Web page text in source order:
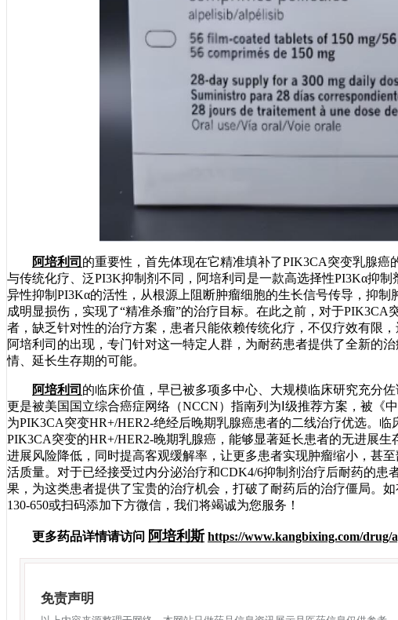
阿培利司 的重要性，首先体现在它精准填补了PIK3CA突变乳腺癌
与传统化疗、泛PI3K抑制剂不同，阿培利司是一款高选择性PI3Kα抑
异性抑制PI3Kα的活性，从根源上阻断肿瘤细胞的生长信号传导，抑
成明显损伤，实现了“精准杀瘤”的治疗目标。在此之前，对于PIK3CA
者，缺乏针对性的治疗方案，患者只能依赖传统化疗，不仅疗效有限
阿培利司的出现，专门针对这一特定人群，为耐药患者提供了全新的
情、延长生存期的可能。
阿培利司 的临床价值，早已被多项多中心、大规模临床研究充分
更是被美国国立综合癌症网络（NCCN）指南列为Ⅰ级推荐方案，被《
为PIK3CA突变HR+/HER2-绝经后晚期乳腺癌患者的二线治疗优选。
PIK3CA突变的HR+/HER2-晚期乳腺癌，能够显著延长患者的无进展
进展风险降低，同时提高客观缓解率，让更多患者实现肿瘤缩小，甚
活质量。对于已经接受过内分泌治疗和CDK4/6抑制剂治疗后耐药的患
果，为这类患者提供了宝贵的治疗机会，打破了耐药后的治疗僵局。
130-650或扫码添加下方微信，我们将竭诚为您服务！
更多药品详情请访问 阿培利斯 https://www.kangbixing.com/drug/
免责声明